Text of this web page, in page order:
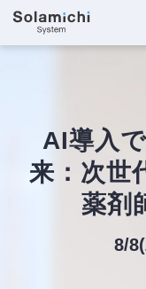
AI導入
来：次世
薬剤
8/